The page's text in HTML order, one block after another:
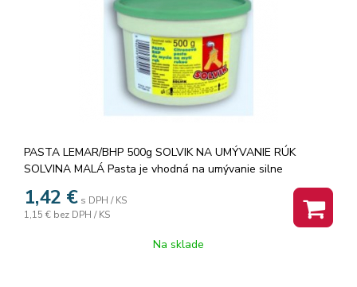
PASTA LEMAR/BHP 500g SOLVIK NA UMÝVANIE RÚK
SOLVINA MALÁ Pasta je vhodná na umývanie silne
znečistených rúk a má regeneračné účinky na pokožku.
1,42 € s DPH / KS
1,15 € bez DPH / KS
Na sklade